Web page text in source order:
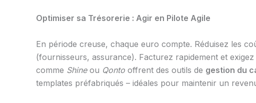
Optimiser sa Trésorerie : Agir en Pilote Agile
En période creuse, chaque euro compte. Réduisez les
(fournisseurs, assurance). Facturez rapidement et
comme Shineou Qonto offrent des outils de gestion du
templates préfabriqués – idéales pour maintenir un